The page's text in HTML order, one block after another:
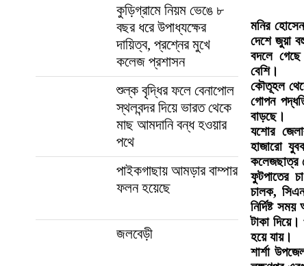
কুড়িগ্রামে নিয়ম ভেঙে ৮
বছর ধরে উপাধ্যক্ষের
দায়িত্ব, প্রশ্নের মুখে
কলেজ প্রশাসন
শুল্ক বৃদ্ধির ফলে বেনাপোল
স্থলবন্দর দিয়ে ভারত থেকে
মাছ আমদানি বন্ধ হওয়ার
পথে
পাইকগাছায় আমড়ার বাম্পার
ফলন হয়েছে
জলবেড়ী
মনির
দেশে জুয়া
বদলে
বেশি।
কৌতূহল
গোপন
বাড়ছে।
যশোর
হাজারো
কলেজছাত্র
ফুটপাতের
চালক,
নির্দিষ্ট
টাকা দিয়ে।
হয়ে যায়।
শার্শা